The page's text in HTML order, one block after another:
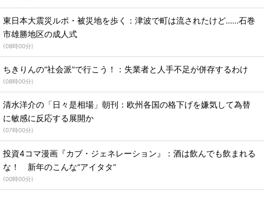
東日本大震災ルポ・被災地を歩く：津波で町は流されたけど……石巻
市雄勝地区の成人式
(08時00分)
ちきりんの“社会派”で行こう！：失業者と人手不足が併存するわけ
(08時00分)
清水洋介の「日々是相場」朝刊：欧州各国の格下げを嫌気して為替
に敏感に反応する展開か
(07時00分)
投資4コマ漫画『カブ・ジェネレーション』：酒は飲んでも飲まれる
な！ 新年のこんな“アイタタ”
(00時00分)